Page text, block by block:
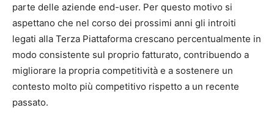
parte delle aziende end-user. Per questo motivo si
aspettano che nel corso dei prossimi anni gli introiti
legati alla Terza Piattaforma crescano percentualmente in
modo consistente sul proprio fatturato, contribuendo a
migliorare la propria competitività e a sostenere un
contesto molto più competitivo rispetto a un recente
passato.